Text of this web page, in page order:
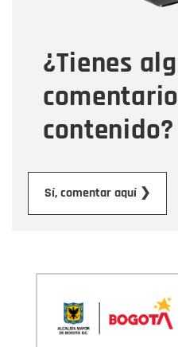
¿Tienes
contenido?
Sí, comentar aquí ❯
Mensaje